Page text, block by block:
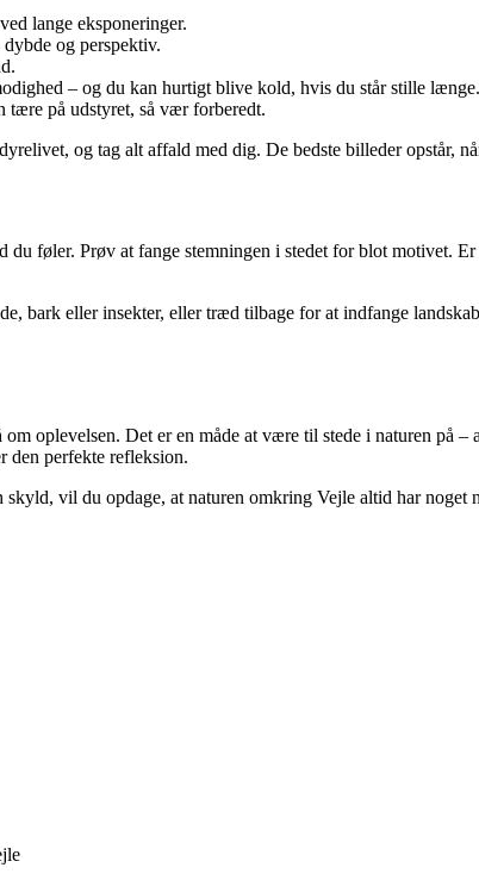
lange eksponeringer.
og perspektiv.
– og du kan hurtigt blive kold, hvis du står stille længe.
tære på udstyret, så vær forberedt.
og tag alt affald med dig. De bedste billeder opstår,
føler. Prøv at fange stemningen i stedet for blot motivet.
bark eller insekter, eller træd tilbage for at indfange
oplevelsen. Det er en måde at være til stede i naturen på
den perfekte refleksion.
vil du opdage, at naturen omkring Vejle altid har